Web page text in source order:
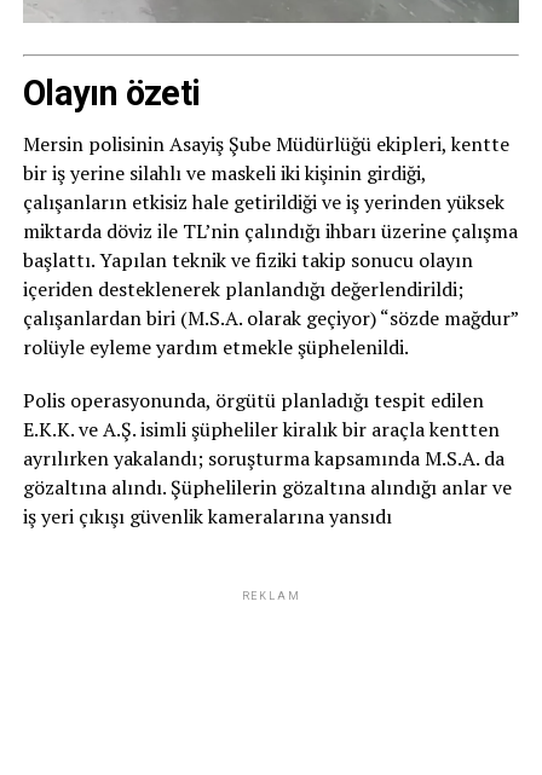
Olayın özeti
Mersin polisinin Asayiş Şube Müdürlüğü ekipleri, kentte
bir iş yerine silahlı ve maskeli iki kişinin girdiği,
çalışanların etkisiz hale getirildiği ve iş yerinden yüksek
miktarda döviz ile TL’nin çalındığı ihbarı üzerine çalışma
başlattı. Yapılan teknik ve fiziki takip sonucu olayın
içeriden desteklenerek planlandığı değerlendirildi;
çalışanlardan biri (M.S.A. olarak geçiyor) “sözde mağdur”
rolüyle eyleme yardım etmekle şüphelenildi.
Polis operasyonunda, örgütü planladığı tespit edilen
E.K.K. ve A.Ş. isimli şüpheliler kiralık bir araçla kentten
ayrılırken yakalandı; soruşturma kapsamında M.S.A. da
gözaltına alındı. Şüphelilerin gözaltına alındığı anlar ve
iş yeri çıkışı güvenlik kameralarına yansıdı
REKLAM